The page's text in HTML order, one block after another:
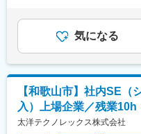
研修は4,500本の研修コ
エンジニアの経験や得
面研修です。実務で活
ンジニア個人に向けた
を実現できると考えて
る場合もございます。
変更の範囲：会社の定め
クライアントサーバー
・クレジットカード企
・生保向けWEBアプリ
・証券会社向け発注シ
・食品会社向け在庫管
■配属先
・エンジニアリング事
※配属先平均人数は約5
なります。
（業績連動）：年2回賃
通じて上下する可能性
表記です。
気になる
【和歌山市】社内SE（
入）上場企業／残業
太洋テクノレックス株式会社